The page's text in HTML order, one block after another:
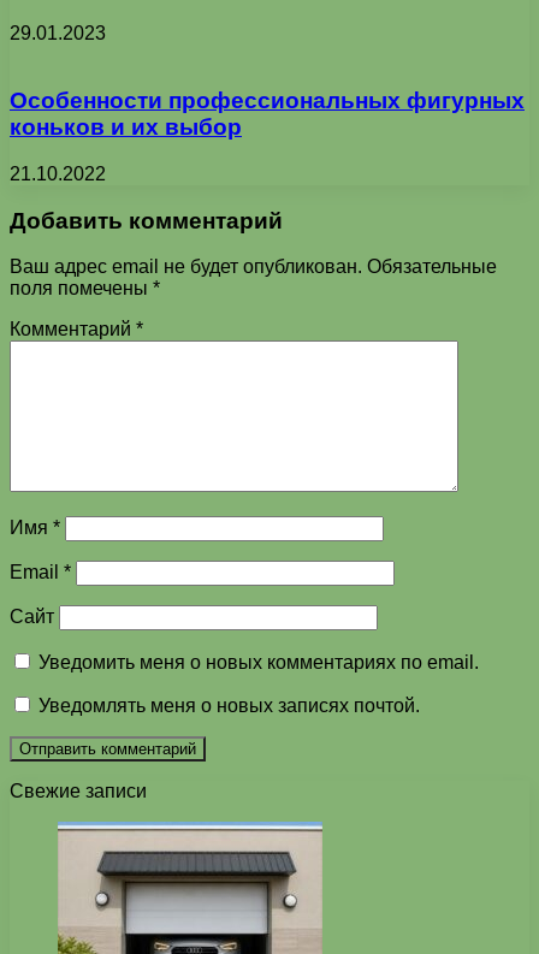
29.01.2023
Особенности профессиональных фигурных
коньков и их выбор
21.10.2022
Добавить комментарий
Ваш адрес email не будет опубликован. Обязательные
поля помечены *
Комментарий *
Имя *
Email *
Сайт
Уведомить меня о новых комментариях по email.
Уведомлять меня о новых записях почтой.
Свежие записи